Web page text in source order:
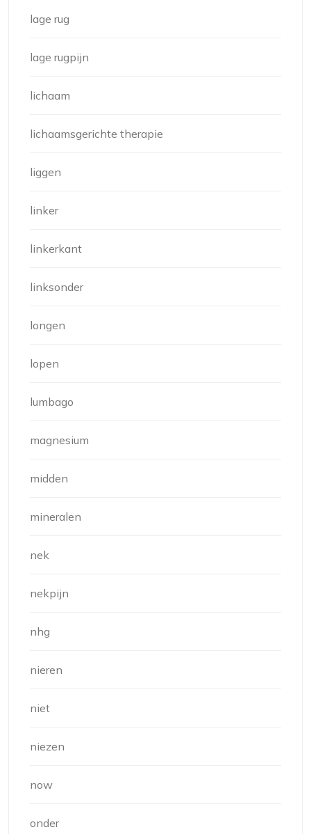
lage rug
lage rugpijn
lichaam
lichaamsgerichte therapie
liggen
linker
linkerkant
linksonder
longen
lopen
lumbago
magnesium
midden
mineralen
nek
nekpijn
nhg
nieren
niet
niezen
now
onder